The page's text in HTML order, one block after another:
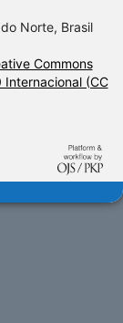
Norte, Brasil
Commons
(CC